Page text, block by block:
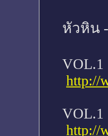
หัวหิน
VOL.1
http://
VOL.1
http://